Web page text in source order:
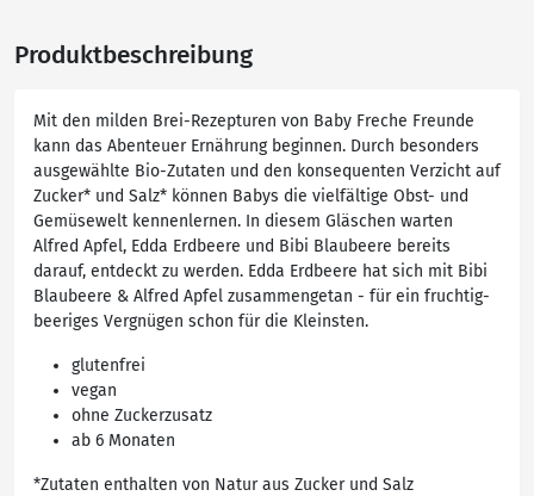
Produktbeschreibung
Mit den milden Brei-Rezepturen von Baby Freche Freunde
kann das Abenteuer Ernährung beginnen. Durch besonders
ausgewählte Bio-Zutaten und den konsequenten Verzicht auf
Zucker* und Salz* können Babys die vielfältige Obst- und
Gemüsewelt kennenlernen. In diesem Gläschen warten
Alfred Apfel, Edda Erdbeere und Bibi Blaubeere bereits
darauf, entdeckt zu werden. Edda Erdbeere hat sich mit Bibi
Blaubeere & Alfred Apfel zusammengetan - für ein fruchtig-
beeriges Vergnügen schon für die Kleinsten.
glutenfrei
vegan
ohne Zuckerzusatz
ab 6 Monaten
*Zutaten enthalten von Natur aus Zucker und Salz